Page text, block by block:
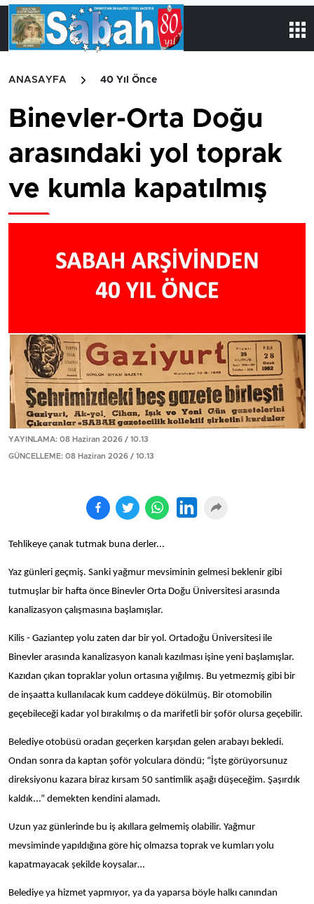
ANASAYFA 40 Yıl Önce
Binevler-Orta Doğu
arasındaki yol toprak
ve kumla kapatılmış
YAYINLAMA: 08 Haziran 2026 / 10.13
GÜNCELLEME: 08 Haziran 2026 / 10.13
Tehlikeye çanak tutmak buna derler...
Yaz günleri geçmiş. Sanki yağmur mevsiminin gelmesi beklenir gibi
tutmuşlar bir hafta önce Binevler Orta Doğu Üniversitesi arasında
kanalizasyon çalışmasına başlamışlar.
Kilis - Gaziantep yolu zaten dar bir yol. Ortadoğu Üniversitesi ile
Binevler arasında kanalizasyon kanalı kazılması işine yeni başlamışlar.
Kazıdan çıkan topraklar yolun ortasına yığılmış. Bu yetmezmiş gibi bir
de inşaatta kullanılacak kum caddeye dökülmüş. Bir otomobilin
geçebileceği kadar yol bırakılmış o da marifetli bir şoför olursa geçebilir.
Belediye otobüsü oradan geçerken karşıdan gelen arabayı bekledi.
Ondan sonra da kaptan şoför yolculara döndü; “İşte görüyorsunuz
direksiyonu kazara biraz kırsam 50 santimlik aşağı düşeceğim. Şaşırdık
kaldık...” demekten kendini alamadı.
Uzun yaz günlerinde bu iş akıllara gelmemiş olabilir. Yağmur
mevsiminde yapıldığına göre hiç olmazsa toprak ve kumları yolu
kapatmayacak şekilde koysalar…
Belediye ya hizmet yapmıyor, ya da yaparsa böyle halkı canından